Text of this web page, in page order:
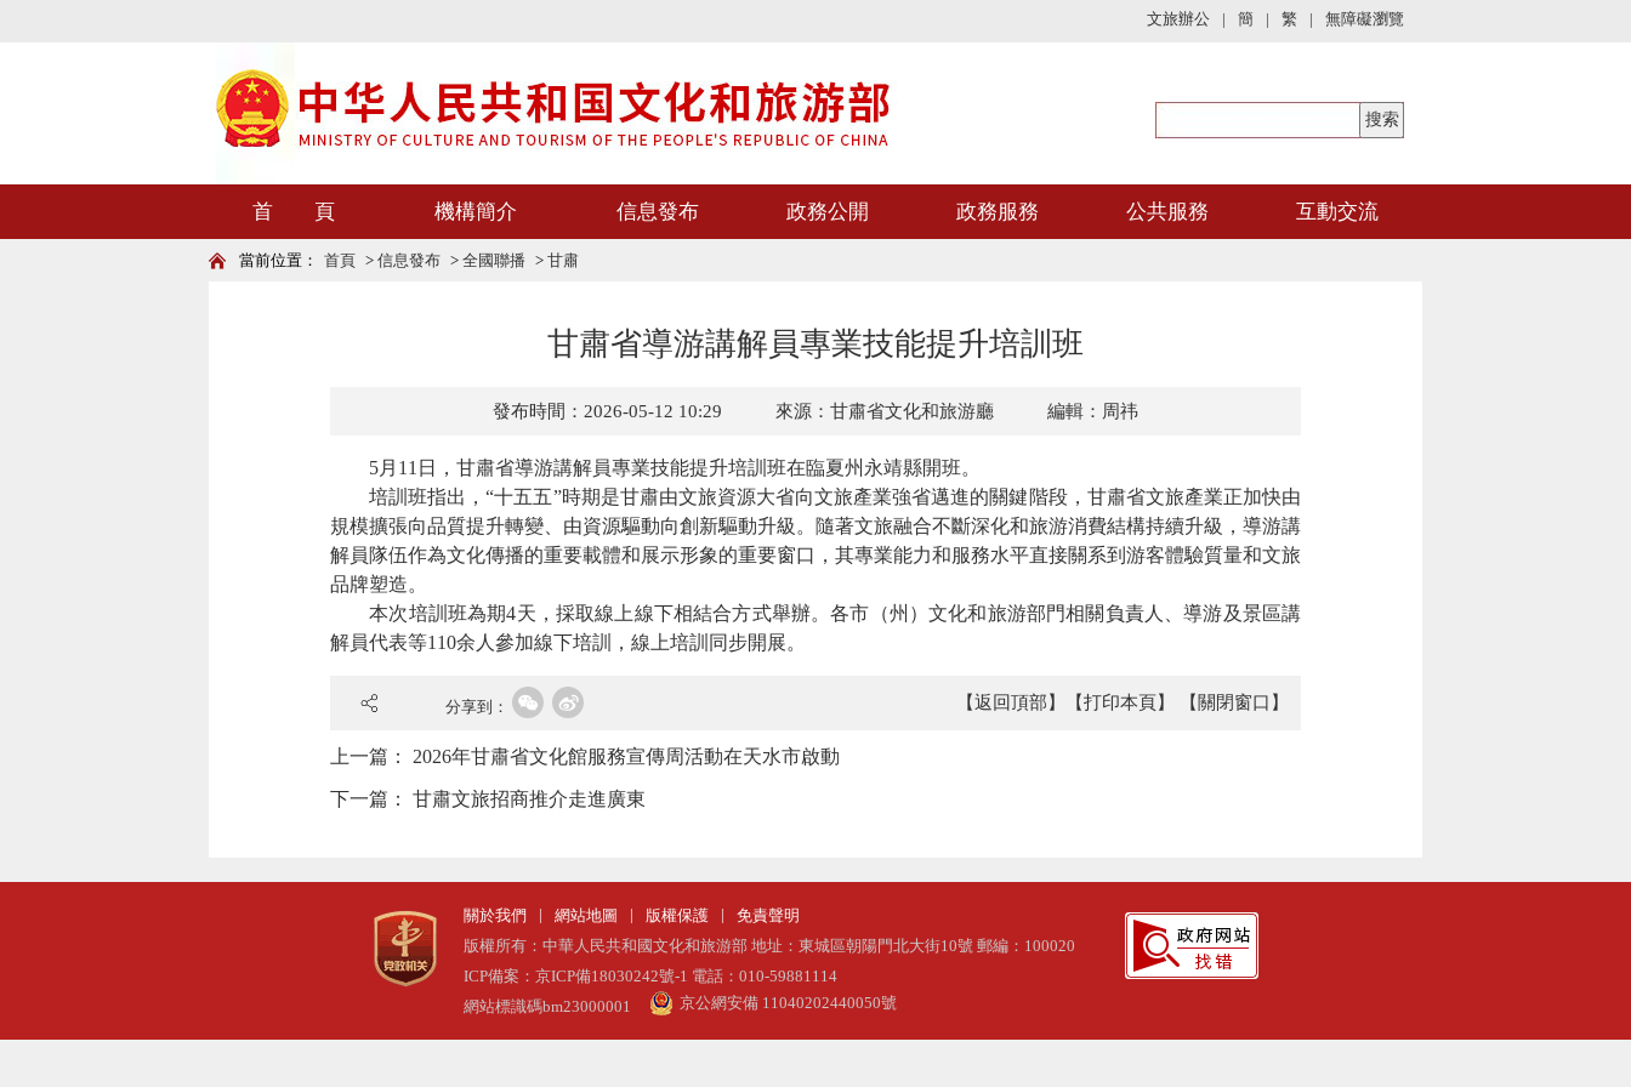
文旅辦公 | 簡 | 繁 | 無障礙瀏覽
首 頁 機構簡介 信息發布 政務公開 政務服務 公共服務 互動交流
當前位置： 首頁 > 信息發布 > 全國聯播 > 甘肅
甘肅省導游講解員專業技能提升培訓班
發布時間：2026-05-12 10:29 來源：甘肅省文化和旅游廳 編輯：周祎
5月11日， 甘肅省導游講解員專業技能提升培訓班在臨夏州永靖縣開班。
培訓班指出，“十五五”時期是甘肅由文旅資源大省向文旅產業強省邁進的關鍵階段， 甘肅省文旅產業正加快由
規模擴張向品質提升轉變、由資源驅動向創新驅動升級。隨著文旅融合不斷深化和旅游消費結構持續升級，導游講
解員隊伍作為文化傳播的重要載體和展示形象的重要窗口，其專業能力和服務水平直接關系到游客體驗質量和文旅
品牌塑造。
本次培訓班為期4天，採取線上線下相結合方式舉辦。各市（州）文化和旅游部門相關負責人、導游及景區講
解員代表等110余人參加線下培訓，線上培訓同步開展。
分享到： 【返回頂部】 【打印本頁】 【關閉窗口】
上一篇： 2026年甘肅省文化館服務宣傳周活動在天水市啟動
下一篇： 甘肅文旅招商推介走進廣東